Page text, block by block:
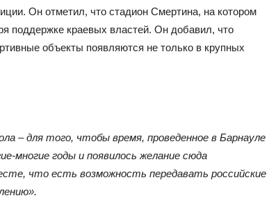
Он отметил, что стадион Смертина, на котором
поддержке краевых властей. Он добавил, что
объекты появляются не только в крупных
– для того, чтобы время, проведенное в Барнауле
многие годы и появилось желание сюда
что есть возможность передавать российские